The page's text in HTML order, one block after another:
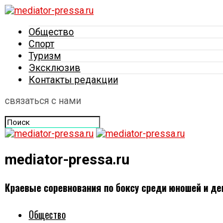
Общество
Спорт
Туризм
Эксклюзив
Контакты редакции
связаться с нами
mediator-pressa.ru
Краевые соревнования по боксу среди юношей и
Общество